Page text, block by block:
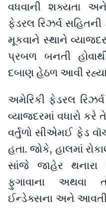
વધવાની શક્યતા
ફેડરલ રિઝર્વ સહિતની
મૂકવાને સ્થાને
પ્રબળ બનતી
દબાણ હેઠળ આવી
અમેરિકી ફેડરલ
વ્યાજદરમાં વધારો કરે
વર્તુળો સીએમઈ ફેડ
હતા. જોકે, હાલમાં
સાંજે જાહેર થનારા
ફુગાવાના અથવા
ઈન્ડેક્સના અને